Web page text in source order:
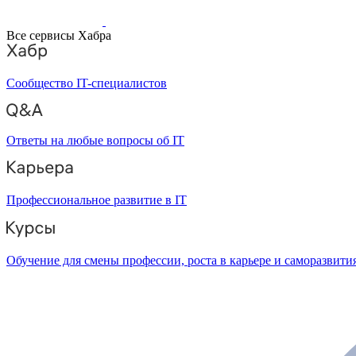
Все сервисы Хабра
Сообщество IT-специалистов
Ответы на любые вопросы об IT
Профессиональное развитие в IT
Обучение для смены профессии, роста в карьере и